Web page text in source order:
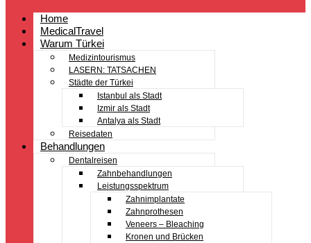
Home
MedicalTravel
Warum Türkei
Medizintourismus
LASERN: TATSACHEN
Städte der Türkei
Istanbul als Stadt
Izmir als Stadt
Antalya als Stadt
Reisedaten
Behandlungen
Dentalreisen
Zahnbehandlungen
Leistungsspektrum
Zahnimplantate
Zahnprothesen
Veneers – Bleaching
Kronen und Brücken